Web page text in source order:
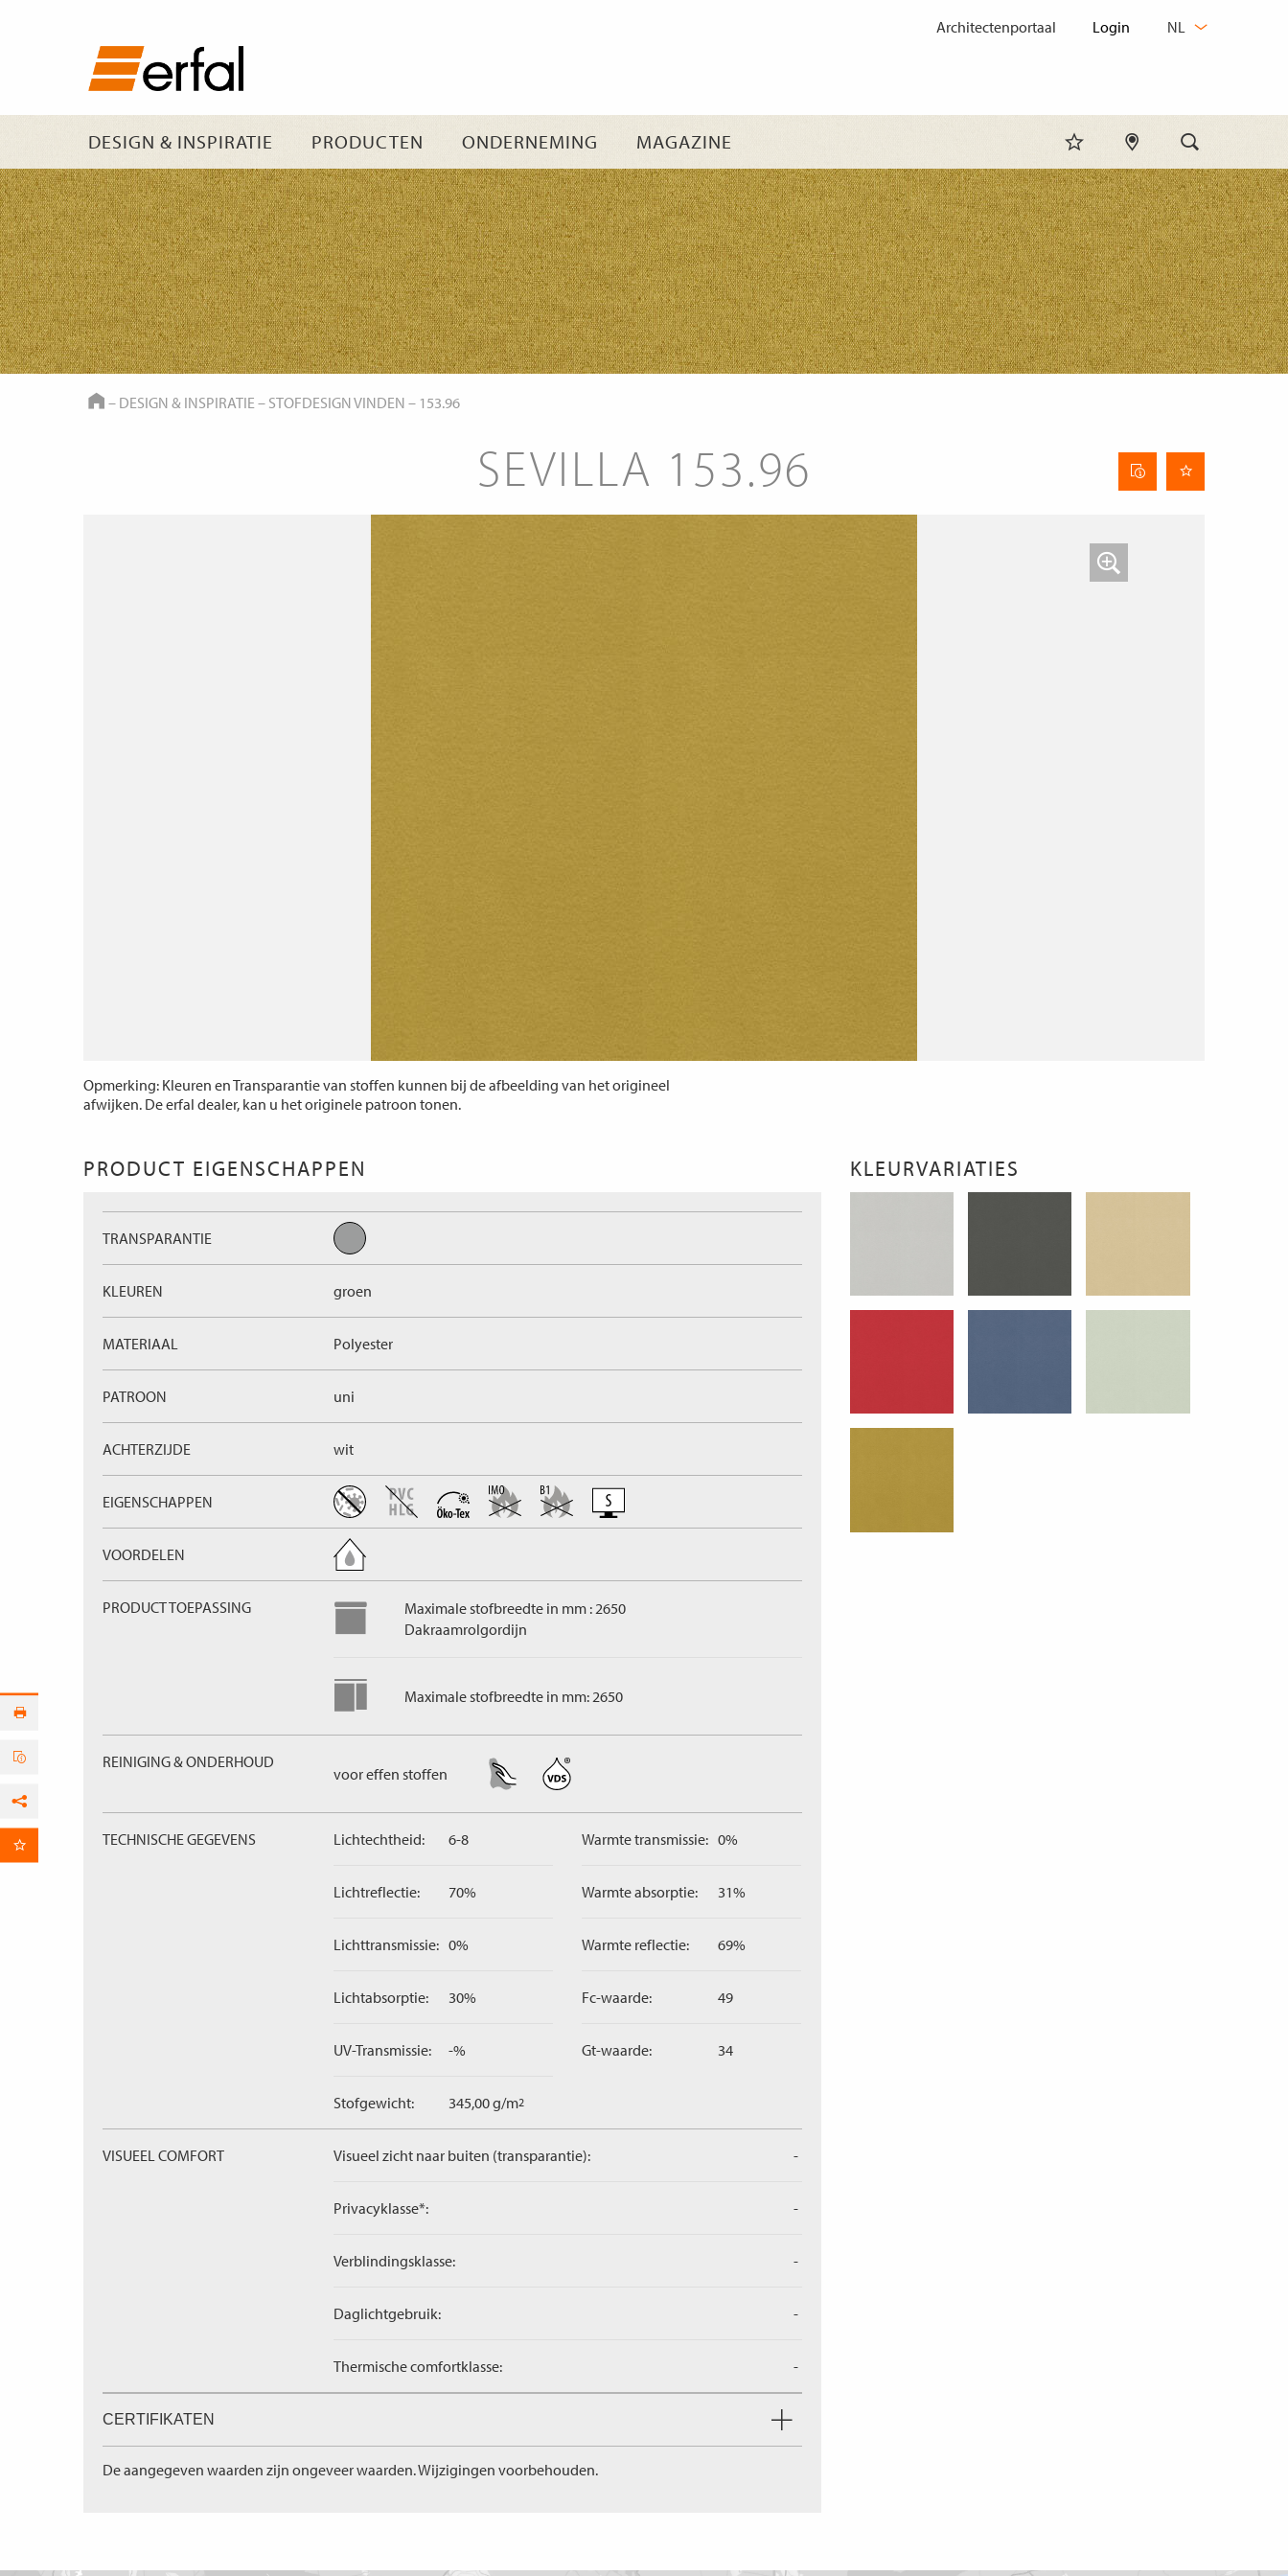
DESIGN & INSPIRATIE PRODUCTEN ONDERNEMING MAGAZINE
Architectenportaal
WIJZIGEN
NL
HOME
– DESIGN & INSPIRATIE– STOFDESIGN VINDEN – 153.96
SEVILLA 153.96 Stofinformatieblad
Opmerking: Kleuren en Transparantie van stoffen kunnen bij de afbeelding van het origineel
afwijken. De erfal dealer, kan u het originele patroon tonen.
PRODUCT EIGENSCHAPPEN
TRANSPARANTIE
KLEUREN groen
MATERIAAL Polyester
PATROON uni
ACHTERZIJDE wit
EIGENSCHAPPEN
VOORDELEN
PRODUCT TOEPASSING
Maximale stofbreedte in mm : 2650
Dakraamrolgordijn
Maximale stofbreedte in mm: 2650
REINIGING & ONDERHOUD
voor effen stoffen
TECHNISCHE GEGEVENS Lichtechtheid: 6-8
Lichtreflectie: 70%
Lichttransmissie: 0%
Lichtabsorptie: 30%
UV-Transmissie: -%
Stofgewicht: 345,00 g/m2
Warmte transmissie: 0%
Warmte absorptie: 31%
Warmte reflectie: 69%
Fc-waarde: 49
Gt-waarde: 34
VISUEEL COMFORT Visueel zicht naar buiten (transparantie): -
Privacyklasse*: -
Verblindingsklasse: -
Daglichtgebruik: -
Thermische comfortklasse: -
CERTIFIKATEN
De aangegeven waarden zijn ongeveer waarden. Wijzigingen voorbehouden.
KLEURVARIATIES
Facebook